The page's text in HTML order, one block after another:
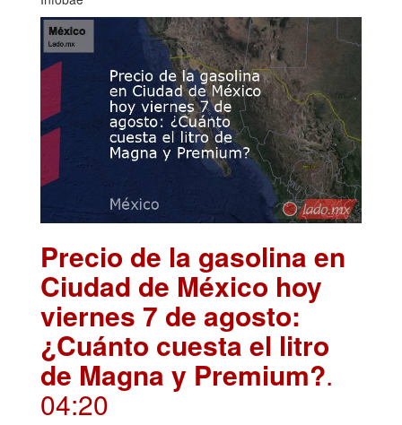
Precio de la gasolina en
Ciudad de México hoy
viernes 7 de agosto:
¿Cuánto cuesta el litro
de Magna y Premium?.
04:20